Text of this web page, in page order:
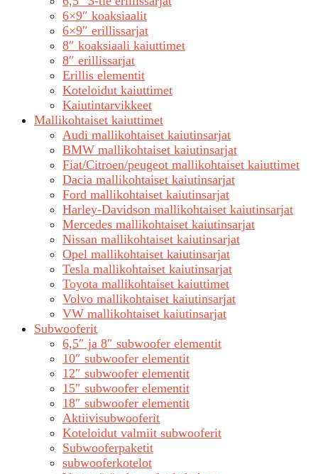
6×9″ koaksiaalit
6×9″ erillissarjat
8″ koaksiaali kaiuttimet
8″ erillissarjat
Erillis elementit
Koteloidut kaiuttimet
Kaiutintarvikkeet
Mallikohtaiset kaiuttimet
Audi mallikohtaiset kaiutinsarjat
BMW mallikohtaiset kaiutinsarjat
Fiat/Citroen/peugeot mallikohtaiset kaiuttimet
Dacia mallikohtaiset kaiutinsarjat
Ford mallikohtaiset kaiutinsarjat
Harley-Davidson mallikohtaiset kaiutinsarjat
Mercedes mallikohtaiset kaiutinsarjat
Nissan mallikohtaiset kaiutinsarjat
Opel mallikohtaiset kaiutinsarjat
Tesla mallikohtaiset kaiutinsarjat
Toyota mallikohtaiset kaiuttimet
Volvo mallikohtaiset kaiutinsarjat
VW mallikohtaiset kaiutinsarjat
Subwooferit
6,5″ ja 8″ subwoofer elementit
10″ subwoofer elementit
12″ subwoofer elementit
15″ subwoofer elementit
18″ subwoofer elementit
Aktiivisubwooferit
Koteloidut valmiit subwooferit
Subwooferpaketit
subwooferkotelot